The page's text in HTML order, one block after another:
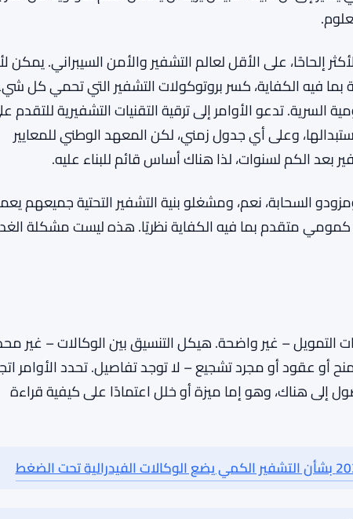
الاستثمار والتموضع. فريق ترامب يريد للولايات المتحدة أن
الكمومية إلى شيء قابل للتطبيق تجاريًا وعسكريًا. هذا ليس
في أبحاث الكم لسنوات، وتدير العديد من الوكالات
إلى أن البيت الأبيض يريد أن يُعامل الكم كأولوية من الدرجة
إلحاحًا، على الأقل لعالم التشفير والأمن السيبراني. يمكن
فيه الكفاية، كسر بروتوكولات التشفير التي تحمي كل
وعلى أي جدول زمني، لكن المعهد الوطني للمعايير
بعد الكم لسنوات، لذا هناك أساس قائم للبناء عليه.
السحابة، نعم، ومشغلو بنية التشفير التحتية جميعهم
متقدم بما فيه الكفاية نظريًا. هذه ليست مشكلة الغد،